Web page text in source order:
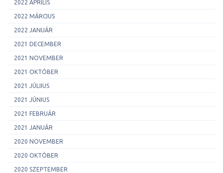
2022 ÁPRILIS
2022 MÁRCIUS
2022 JANUÁR
2021 DECEMBER
2021 NOVEMBER
2021 OKTÓBER
2021 JÚLIIUS
2021 JÚNIUS
2021 FEBRUÁR
2021 JANUÁR
2020 NOVEMBER
2020 OKTÓBER
2020 SZEPTEMBER